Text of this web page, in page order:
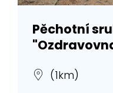
Pěchotní
(1km)